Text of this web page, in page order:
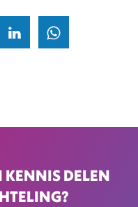
KENNIS DELEN